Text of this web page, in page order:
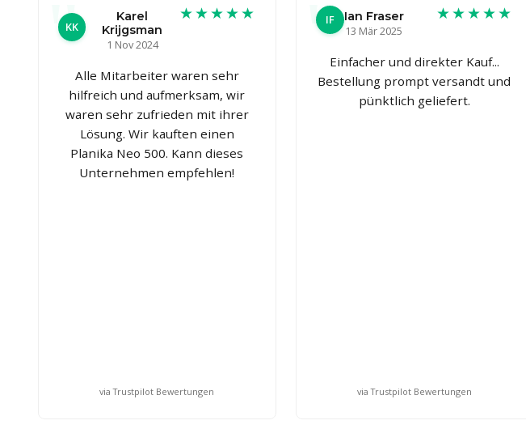
KK
Karel
Krijgsman
1 Nov 2024
★★★★★
Alle Mitarbeiter waren sehr
hilfreich und aufmerksam, wir
waren sehr zufrieden mit ihrer
Lösung. Wir kauften einen
Planika Neo 500. Kann dieses
Unternehmen empfehlen!
via Trustpilot Bewertungen
IF
Ian Fraser
13 Mär 2025
★★★★★
Einfacher und direkter Kauf...
Bestellung prompt versandt und
pünktlich geliefert.
via Trustpilot Bewertungen